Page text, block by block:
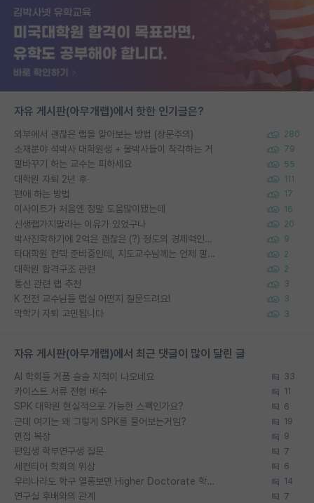
자유 게시판(아무개랩)에서 핫한 인기글은?
외부에서 괜찮은 랩을 알아보는 방법 (장문주의) 280
소재분야 석박사 대학원생 + 물박사들이 착각하는 거 79
말바꾸기 하는 교수는 피하세요 55
대학원 자퇴 2년 후 111
편애 하는 방법 17
이사이트가 처음엔 정말 도움많이됐는데 16
신생랩가지말라는 이유가 있었구나 20
박사진학하기에 2억은 괜찮은 (?) 정도의 경제력인가요 9
타대학원 컨텍 준비중인데, 지도교수님께는 언제 말씀드려야 할까요? 2
대학원 합격구조 관련 2
통신 관련 랩 추천 3
K 전전 교수님들 랩실 어떤지 질문드려요! 3
막학기 자퇴 고민됩니다 3
자유 게시판(아무개랩)에서 최근 댓글이 많이 달린 글
AI 학회들 거품 슬슬 지적이 나오네요 33
카이스트 서류 전형 배수 11
SPK 대학원 현실적으로 가능한 스펙인가요? 6
근데 여기는 왜 그렇게 SPK를 물어보는거임? 19
면접 복장 9
편입생 학부연구생 질문 7
세컨티어 학회의 위상 6
우리나라도 학구 열풍보면 Higher Doctorate 학위가 필요하다고 봅니다. 14
연구실 후배와의 관계 7